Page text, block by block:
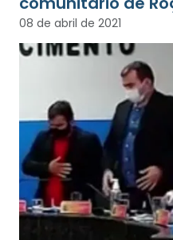
08 de abril de 2021